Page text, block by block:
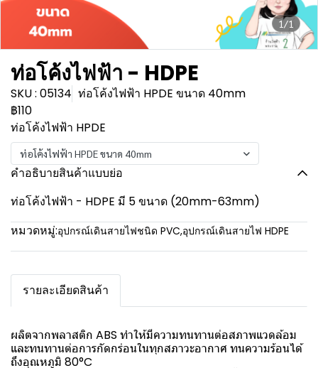
1/1
ท่อโค้งไฟฟ้า - HDPE
SKU : 05134 ท่อโค้งไฟฟ้า HPDE ขนาด 40mm
฿110
ท่อโค้งไฟฟ้า HPDE
ท่อโค้งไฟฟ้า HPDE ขนาด 40mm
คำอธิบายสินค้าแบบย่อ
ท่อโค้งไฟฟ้า - HDPE มี 5 ขนาด (20mm-63mm)
หมวดหมู่:อุปกรณ์เดินสายไฟชนิด PVC,อุปกรณ์เดินสายไฟ HDPE
รายละเอียดสินค้า
ผลิตจากพลาสติก ABS ทำให้มีความทนทานต่อสภาพแวดล้อม
และทนทานต่อการกัดกร่อนในทุกสภาวะอากาศ ทนความร้อนได้
ถึงอุณหภูมิ 80°C